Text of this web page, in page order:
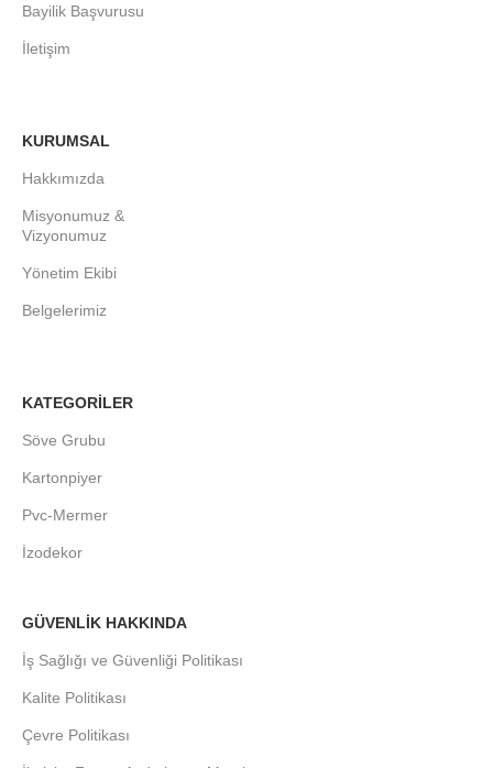
Bayilik Başvurusu
İletişim
KURUMSAL
Hakkımızda
Misyonumuz &
Vizyonumuz
Yönetim Ekibi
Belgelerimiz
KATEGORİLER
Söve Grubu
Kartonpiyer
Pvc-Mermer
İzodekor
GÜVENLİK HAKKINDA
İş Sağlığı ve Güvenliği Politikası
Kalite Politikası
Çevre Politikası